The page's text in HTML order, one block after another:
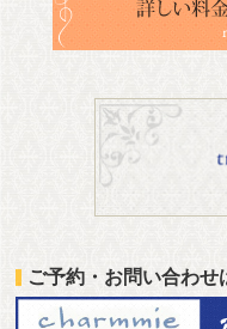
ご予約・お問い合わせ